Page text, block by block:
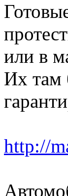
или в
Их там
http://